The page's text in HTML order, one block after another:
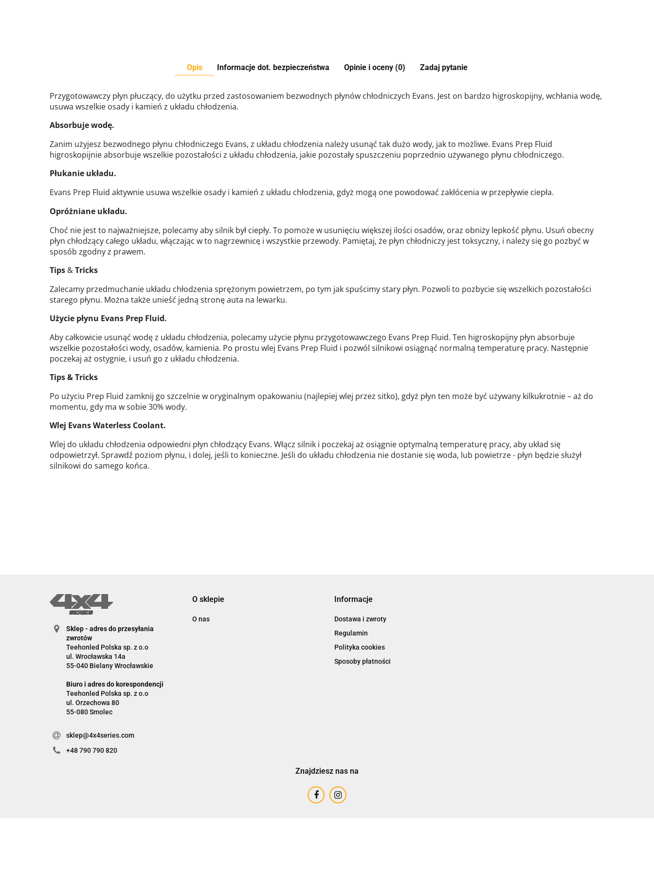
Opis Informacje dot. bezpieczeństwa Opinie i oceny (0) Zadaj pytanie
Przygotowawczy płyn płuczący, do użytku przed zastosowaniem bezwodnych płynów chłodniczych Evans. Jest on bardzo higroskopijny, wchłania wodę,
usuwa wszelkie osady i kamień z układu chłodzenia.
Absorbuje wodę.
Zanim użyjesz bezwodnego płynu chłodniczego Evans, z układu chłodzenia należy usunąć tak dużo wody, jak to możliwe. Evans Prep Fluid
higroskopijnie absorbuje wszelkie pozostałości z układu chłodzenia, jakie pozostały spuszczeniu poprzednio używanego płynu chłodniczego.
Płukanie układu.
Evans Prep Fluid aktywnie usuwa wszelkie osady i kamień z układu chłodzenia, gdyż mogą one powodować zakłócenia w przepływie ciepła.
Opróżniane układu.
Choć nie jest to najważniejsze, polecamy aby silnik był ciepły. To pomoże w usunięciu większej ilości osadów, oraz obniży lepkość płynu. Usuń obecny
płyn chłodzący całego układu, włączając w to nagrzewnicę i wszystkie przewody. Pamiętaj, że płyn chłodniczy jest toksyczny, i należy się go pozbyć w
sposób zgodny z prawem.
Tips &Tricks
Zalecamy przedmuchanie układu chłodzenia sprężonym powietrzem, po tym jak spuścimy stary płyn. Pozwoli to pozbycie się wszelkich pozostałości
starego płynu. Można także unieść jedną stronę auta na lewarku.
Użycie płynu Evans Prep Fluid.
Aby całkowicie usunąć wodę z układu chłodzenia, polecamy użycie płynu przygotowawczego Evans Prep Fluid. Ten higroskopijny płyn absorbuje
wszelkie pozostałości wody, osadów, kamienia. Po prostu wlej Evans Prep Fluid i pozwól silnikowi osiągnąć normalną temperaturę pracy. Następnie
poczekaj aż ostygnie, i usuń go z układu chłodzenia.
Tips & Tricks
Po użyciu Prep Fluid zamknij go szczelnie w oryginalnym opakowaniu (najlepiej wlej przez sitko), gdyż płyn ten może być używany kilkukrotnie – aż do
momentu, gdy ma w sobie 30% wody.
Wlej Evans Waterless Coolant.
Wlej do układu chłodzenia odpowiedni płyn chłodzący Evans. Włącz silnik i poczekaj aż osiągnie optymalną temperaturę pracy, aby układ się
odpowietrzył. Sprawdź poziom płynu, i dolej, jeśli to konieczne. Jeśli do układu chłodzenia nie dostanie się woda, lub powietrze - płyn będzie służył
silnikowi do samego końca.
Sklep - adres do przesyłania
zwrotów
Teehonled Polska sp. z o.o
ul. Wrocławska 14a
55-040 Bielany Wrocławskie
Biuro i adres do korespondencji
Teehonled Polska sp. z o.o
ul. Orzechowa 80
55-080 Smolec
sklep@4x4series.com
+48 790 790 820
O sklepie
O nas
Informacje
Dostawa i zwroty
Regulamin
Polityka cookies
Sposoby płatności
Znajdziesz nas na